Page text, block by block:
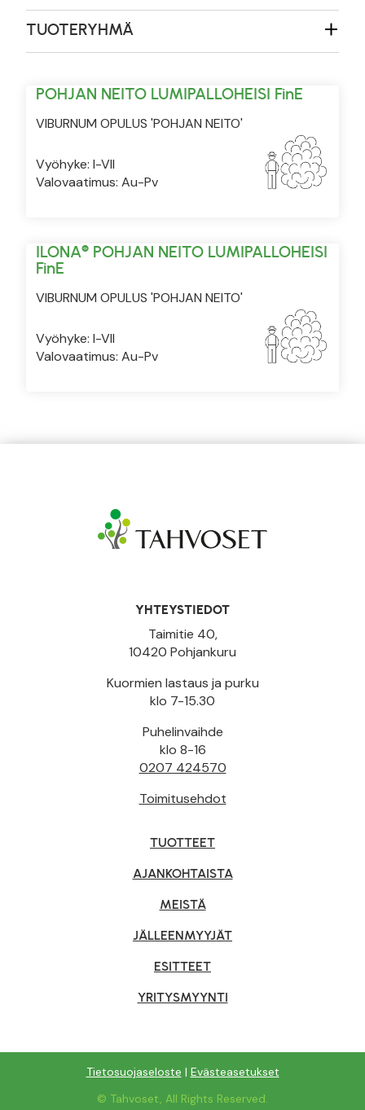
TUOTERYHMÄ
POHJAN NEITO LUMIPALLOHEISI FinE
VIBURNUM OPULUS 'POHJAN NEITO'
Vyöhyke: I-VII
Valovaatimus: Au-Pv
ILONA® POHJAN NEITO LUMIPALLOHEISI
FinE
VIBURNUM OPULUS 'POHJAN NEITO'
Vyöhyke: I-VII
Valovaatimus: Au-Pv
YHTEYSTIEDOT
Taimitie 40,
10420 Pohjankuru
Kuormien lastaus ja purku
klo 7-15.30
Puhelinvaihde
klo 8-16
0207 424570
Toimitusehdot
TUOTTEET
AJANKOHTAISTA
MEISTÄ
JÄLLEENMYYJÄT
ESITTEET
YRITYSMYYNTI
Tietosuojaseloste | Evästeasetukset
© Tahvoset, All Rights Reserved.